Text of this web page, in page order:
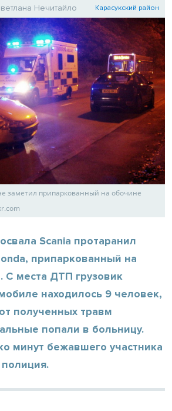
Нечитайло Карасукский район
заметил припаркованный на обочине
Scania протаранил
припаркованный на
С места ДТП грузовик
находилось 9 человек,
полученных травм
попали в больницу.
минут бежавшего участника